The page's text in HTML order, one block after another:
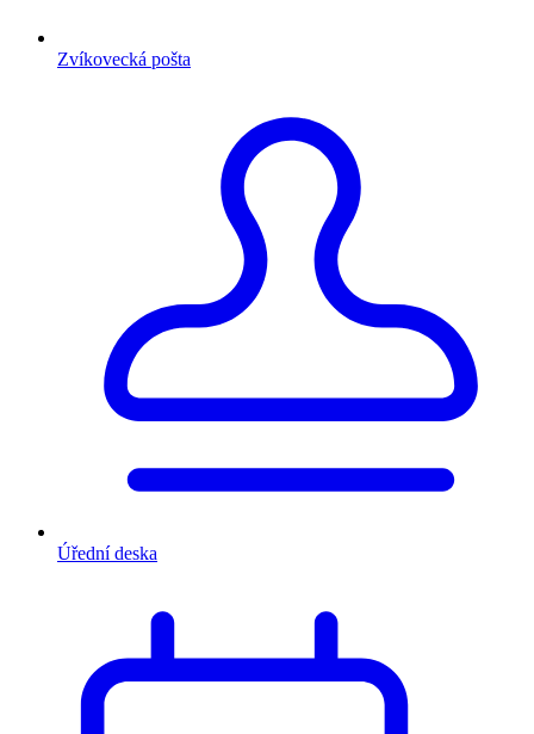
Zvíkovecká pošta
Úřední deska